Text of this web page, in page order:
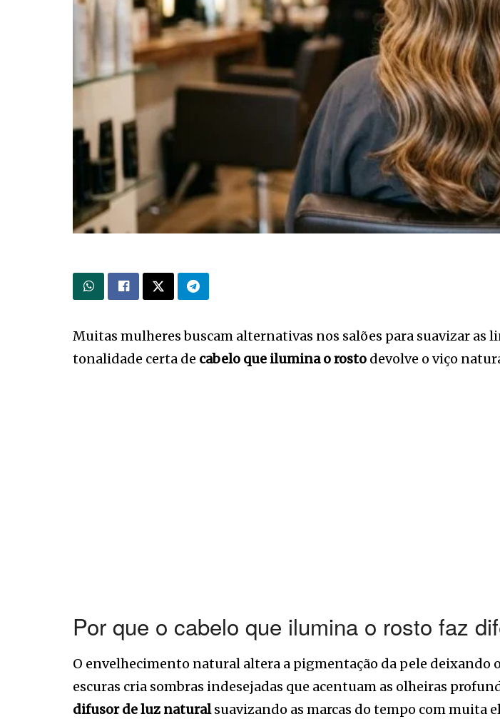
Muitas mulheres buscam alternativas nos salões para suavizar as
tonalidade certa de cabelo que ilumina o rosto devolve o viço
Por que o cabelo que ilumina o rosto faz
O envelhecimento natural altera a pigmentação da pele deixando
escuras cria sombras indesejadas que acentuam as olheiras
difusor de luz naturalsuavizando as marcas do tempo com muita